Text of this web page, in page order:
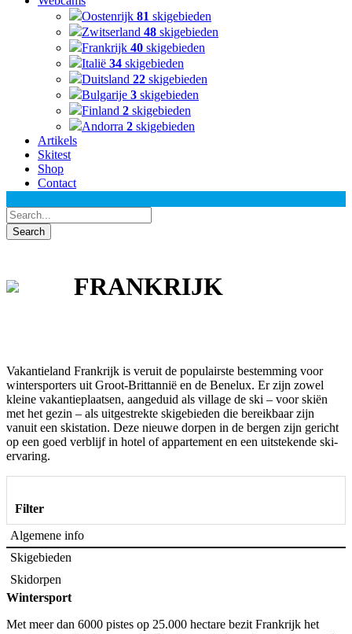
Oostenrijk 81 skigebieden
Zwitserland 48 skigebieden
Frankrijk 40 skigebieden
Italië 34 skigebieden
Duitsland 22 skigebieden
Bulgarije 3 skigebieden
Finland 2 skigebieden
Andorra 2 skigebieden
Artikels
Skitest
Shop
Contact
FRANKRIJK
Vakantieland Frankrijk is veruit de populairste bestemming voor
wintersporters uit Groot-Brittannië en de Benelux. Er zijn zowel
kleine vakantieplaatsen, aangeduid als village de ski – voor skiën
met het gezin – als uitgestrekte skigebieden die bereikbaar zijn
vanuit een skistation. Deze nieuwe dorpen in de bergen zijn gericht
op een goed verblijf in hotel of appartement en een uitstekende ski-
ervaring.
Filter
Algemene info
Skigebieden
Skidorpen
Wintersport
Met meer dan 6000 pistes op 25.000 hectare bezit Frankrijk het